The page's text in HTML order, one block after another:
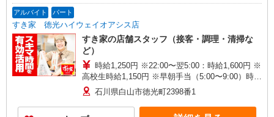
アルバイト パート
すき家 徳光ハイウェイオアシス店
すき家の店舗スタッフ（接客・調理・清掃な
ど）
時給1,250円 ※22:00〜翌5:00：時給1,600円 ※
高校生時給1,150円 ※早朝手当（5:00〜9:00）時給
＋150円
石川県白山市徳光町2398番1